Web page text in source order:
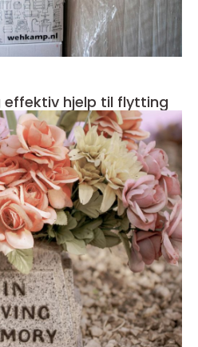
og effektiv hjelp til flytting